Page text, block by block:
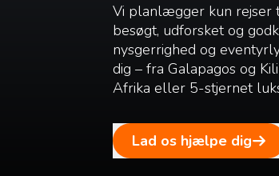
Vi planlægger kun rejser
besøgt, udforsket og
nysgerrighed og
dig – fra Galapagos og
Afrika eller 5-stjernet
Lad os hjælpe dig